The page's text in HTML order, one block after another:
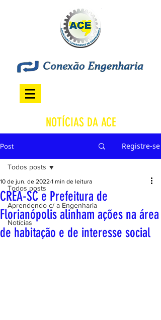
NOTÍCIAS DA ACE
Post Registre-se
Todos posts
Aprendendo c/ a Engenharia
Notícias
Todos posts
CREA-SC e Prefeitura de
Florianópolis alinham ações na área
de habitação e de interesse social
10 de jun. de 2022 1 min de leitura